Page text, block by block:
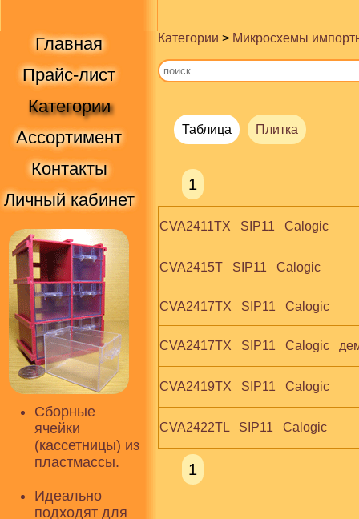
Главная
Прайс-лист
Категории
Ассортимент
Контакты
Личный кабинет
Сборные
ячейки
(кассетницы) из
пластмассы.
Идеально
подходят для
Категории > Микросхемы
Таблица Плитка
1
CVA2411TX   SIP11   Calogic
CVA2415T   SIP11   Calogic
CVA2417TX   SIP11   Calogic
CVA2417TX   SIP11   Calogic
CVA2419TX   SIP11   Calogic
CVA2422TL   SIP11   Calogic
1